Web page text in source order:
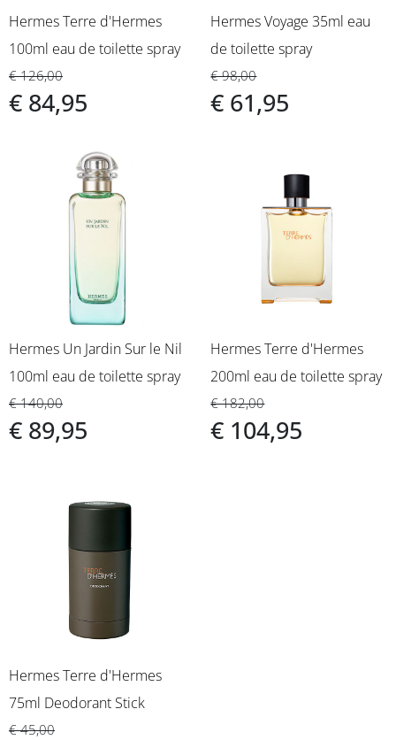
intensiteit die ook 's avonds tot zijn recht komt.
Geurprofiel: houtachtig aromatisch
Top: scharlei, narcissus
Hart: rozenhout
Hermes Terre d'Hermes
100ml eau de toilette spray
€ 126,00
€ 84,95
Hermes Voyage 35ml eau
de toilette spray
€ 98,00
€ 61,95
Hermes Un Jardin Sur le Nil
100ml eau de toilette spray
€ 140,00
€ 89,95
Hermes Terre d'Hermes
200ml eau de toilette spray
€ 182,00
€ 104,95
Hermes Terre d'Hermes
75ml Deodorant Stick
€ 45,00